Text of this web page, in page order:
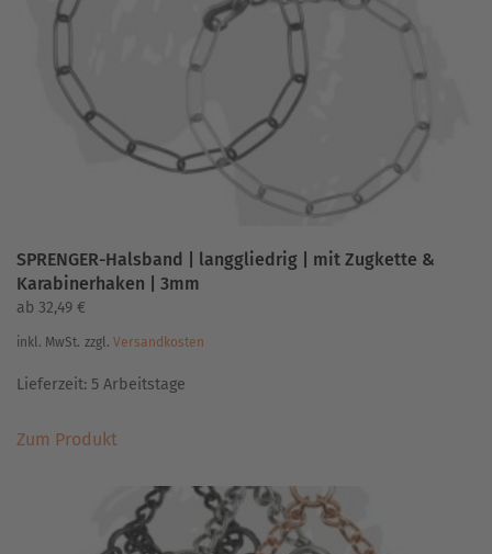
gewählt
werden
SPRENGER-Halsband | langgliedrig | mit Zugkette &
Karabinerhaken | 3mm
ab 32,49 €
inkl. MwSt. zzgl. Versandkosten
Lieferzeit: 5 Arbeitstage
Zum ProduktProdukt
mehrere
Varianten
auf.